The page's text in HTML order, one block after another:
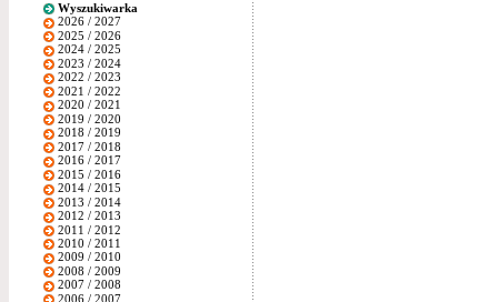
Wyszukiwarka
2026 / 2027
2025 / 2026
2024 / 2025
2023 / 2024
2022 / 2023
2021 / 2022
2020 / 2021
2019 / 2020
2018 / 2019
2017 / 2018
2016 / 2017
2015 / 2016
2014 / 2015
2013 / 2014
2012 / 2013
2011 / 2012
2010 / 2011
2009 / 2010
2008 / 2009
2007 / 2008
2006 / 2007